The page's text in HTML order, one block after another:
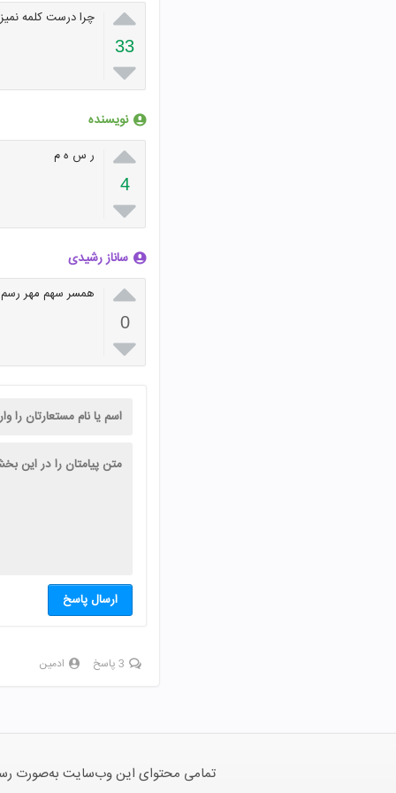

33

چرا درست کلمه
نویسنده

4

ر س ه م
ساناز رشیدی

0

همسر سهم مهر
ارسال پاسخ
3 پاسخ ادمین
تمامی محتوای این وب‌سایت به‌صورت